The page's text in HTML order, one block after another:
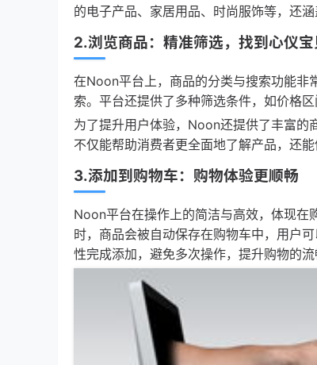
的电子产品、家居用品、时尚服饰等，还
2.浏览商品：精准筛选，找到心仪宝
在Noon平台上，商品的分类与搜索功能非
索。平台还提供了多种筛选条件，如价格
为了提升用户体验，Noon还提供了丰富的
不仅能帮助消费者更全面地了解产品，还
3.添加到购物车：购物体验更顺畅
Noon平台在操作上的简洁与高效，体现在
时，商品会被自动保存在购物车中，用户
性完成添加，避免多次操作，提升购物的流